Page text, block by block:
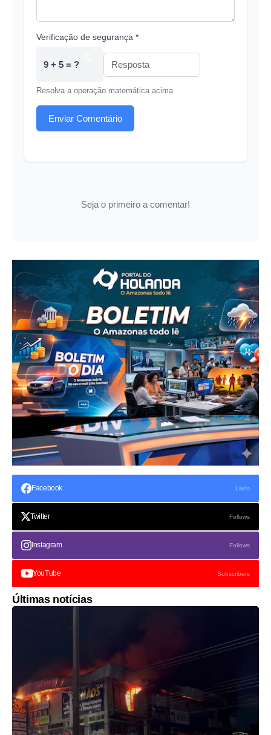
Verificação de segurança *
9 + 5 = ?
Resolva a operação matemática acima
Enviar Comentário
Seja o primeiro a comentar!
Facebook Likes
Twitter Follows
Instagram Follows
YouTube Subscribers
Últimas notícias